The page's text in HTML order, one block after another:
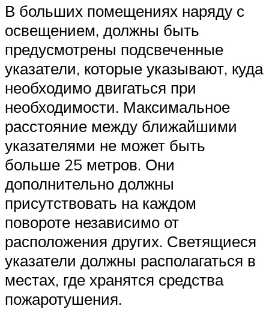
В больших помещениях наряду с
освещением, должны быть
предусмотрены подсвеченные
указатели, которые указывают, куда
необходимо двигаться при
необходимости. Максимальное
расстояние между ближайшими
указателями не может быть
больше 25 метров. Они
дополнительно должны
присутствовать на каждом
повороте независимо от
расположения других. Светящиеся
указатели должны располагаться в
местах, где хранятся средства
пожаротушения.